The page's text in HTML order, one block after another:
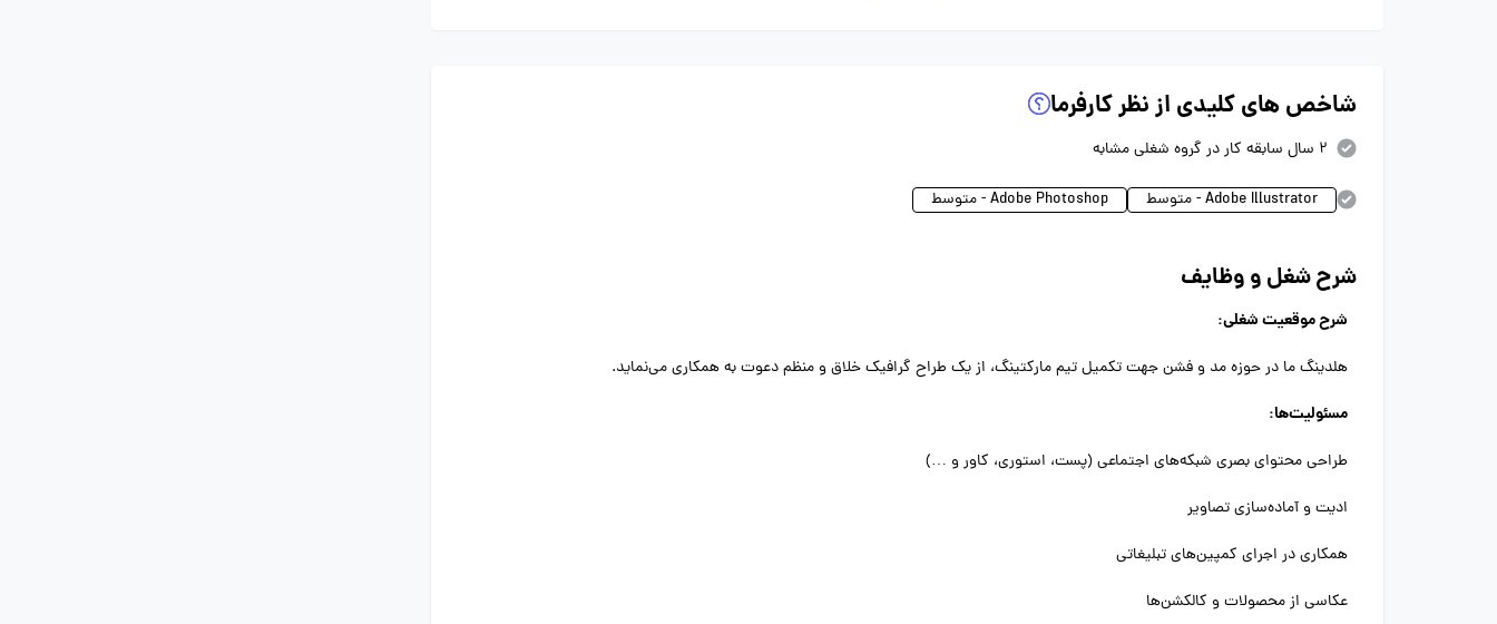
شاخص های کلیدی از نظر کارفرما
2 سال سابقه کار در گروه شغلی مشابه
Adobe Illustrator - متوسط Adobe Photoshop - متوسط
شرح شغل و وظایف
شرح موقعیت شغلی:
هلدینگ ما در حوزه مد و فشن جهت تکمیل تیم مارکتینگ، از یک طراح گرافیک خلاق و منظم دعوت به همکاری می‌نماید.
مسئولیت‌ها:
طراحی محتوای بصری شبکه‌های اجتماعی (پست، استوری، کاور و …)
ادیت و آماده‌سازی تصاویر
همکاری در اجرای کمپین‌های تبلیغاتی
عکاسی از محصولات و کالکشن‌ها